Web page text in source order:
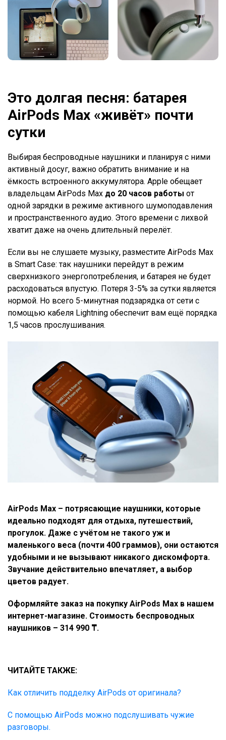
Это долгая песня: батарея
AirPods Max «живёт» почти
сутки
Выбирая беспроводные наушники и планируя с ними
активный досуг, важно обратить внимание и на
ёмкость встроенного аккумулятора. Apple обещает
владельцам AirPods Max до 20 часов работы от
одной зарядки в режиме активного шумоподавления
и пространственного аудио. Этого времени с лихвой
хватит даже на очень длительный перелёт.
Если вы не слушаете музыку, разместите AirPods Max
в Smart Case: так наушники перейдут в режим
сверхнизкого энергопотребления, и батарея не будет
расходоваться впустую. Потеря 3-5% за сутки является
нормой. Но всего 5-минутная подзарядка от сети с
помощью кабеля Lightning обеспечит вам ещё порядка
1,5 часов прослушивания.
AirPods Max – потрясающие наушники, которые
идеально подходят для отдыха, путешествий,
прогулок. Даже с учётом не такого уж и
маленького веса (почти 400 граммов), они остаются
удобными и не вызывают никакого дискомфорта.
Звучание действительно впечатляет, а выбор
цветов радует.
Оформляйте заказ на покупку AirPods Max в нашем
интернет-магазине. Стоимость беспроводных
наушников – 314 990 ₸.
ЧИТАЙТЕ ТАКЖЕ:
Как отличить подделку AirPods от оригинала?
С помощью AirPods можно подслушивать чужие
разговоры.